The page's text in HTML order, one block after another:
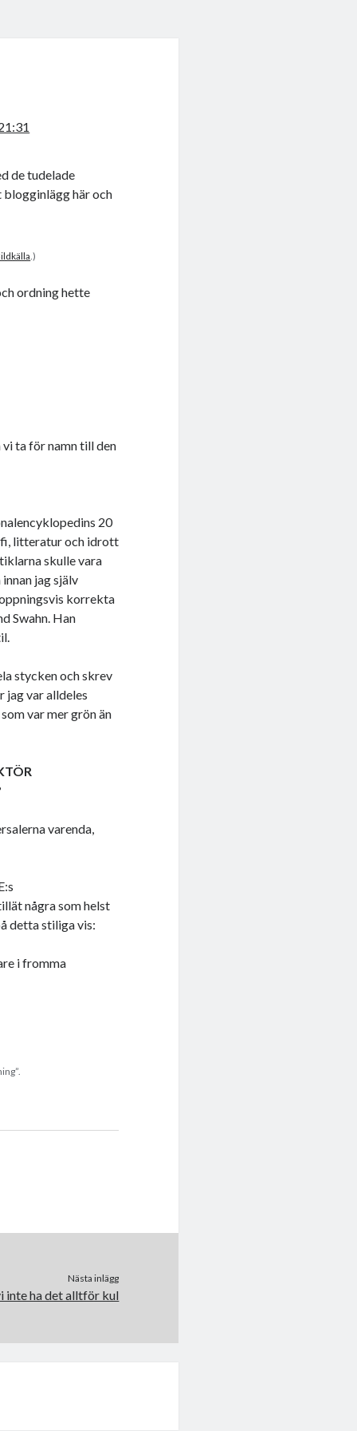
de tudelade
blogginlägg här och
.)
ordning hette
ta för namn till den
20
litteratur och idrott
skulle vara
jag själv
korrekta
Swahn. Han
stycken och skrev
jag var alldeles
var mer grön än
varenda,
några som helst
detta stiliga vis:
i fromma
Nästa inlägg
inte ha det alltför kul